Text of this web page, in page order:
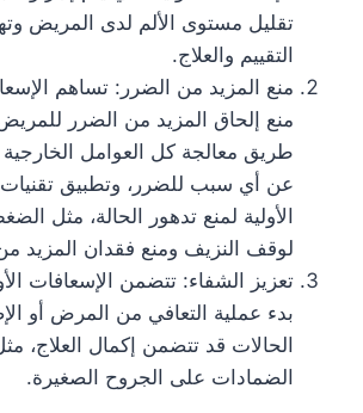
تقليل مستوى الألم لدى المريض
التقييم والعلاج.
منع المزيد من الضرر: تساهم
منع إلحاق المزيد من الضرر
طريق معالجة كل العوامل الخارجية
عن أي سبب للضرر، وتطبيق تقنيات
الأولية لمنع تدهور الحالة، مثل
لوقف النزيف ومنع فقدان المزيد
تعزيز الشفاء: تتضمن الإسعافات
بدء عملية التعافي من المرض أو
الحالات قد تتضمن إكمال العلاج،
الضمادات على الجروح الصغيرة.